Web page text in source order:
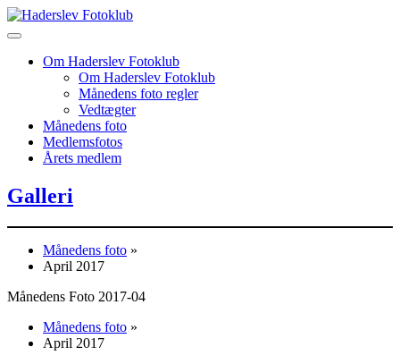
Skip
to
Om Haderslev Fotoklub
Om Haderslev Fotoklub
Månedens foto regler
Vedtægter
Månedens foto
Medlemsfotos
Årets medlem
Galleri
Månedens foto »
April 2017
Månedens Foto 2017-04
Månedens foto »
April 2017